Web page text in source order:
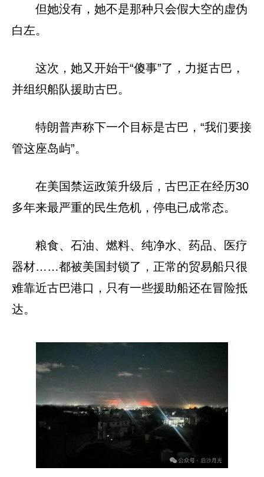
但她没有，她不是那种只会假大空的虚伪
白左。
这次，她又开始干“傻事”了，力挺古巴，
并组织船队援助古巴。
特朗普声称下一个目标是古巴，“我们要接
管这座岛屿”。
在美国禁运政策升级后，古巴正在经历30
多年来最严重的民生危机，停电已成常态。
粮食、石油、燃料、纯净水、药品、医疗
器材……都被美国封锁了，正常的贸易船只很
难靠近古巴港口，只有一些援助船还在冒险抵
达。